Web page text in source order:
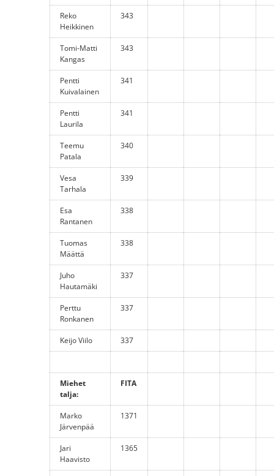
Reko
Heikkinen
343
Tomi-Matti
Kangas
343
Pentti
Kuivalainen
341
Pentti
Laurila
341
Teemu
Patala
340
Vesa
Tarhala
339
Esa
Rantanen
338
Tuomas
Määttä
338
Juho
Hautamäki
337
Perttu
Ronkanen
337
Keijo Viilo 337
Miehet
talja:
FITA
Marko
Järvenpää
1371
Jari
Haavisto
1365